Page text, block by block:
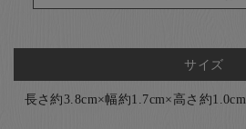
サイズ
長さ約3.8cm×幅約1.7cm×高さ約1.0cm